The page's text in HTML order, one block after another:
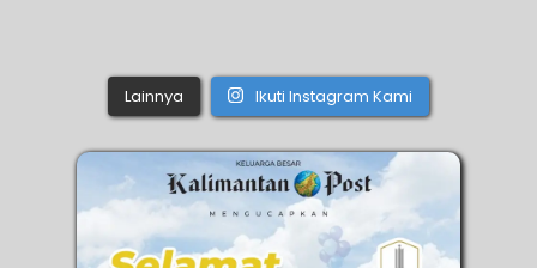
Lainnya Ikuti Instagram Kami